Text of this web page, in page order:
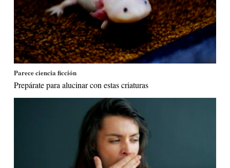
Parece ciencia ficción
Prepárate para alucinar con estas criaturas